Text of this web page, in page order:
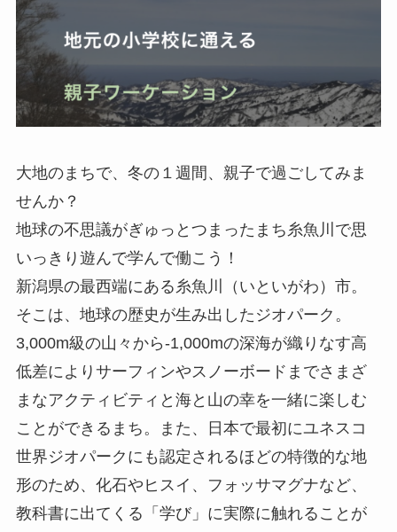
大地のまちで、冬の１週間、親子で過ごしてみま
せんか？
地球の不思議がぎゅっとつまったまち糸魚川で思
いっきり遊んで学んで働こう！
新潟県の最西端にある糸魚川（いといがわ）市。
そこは、地球の歴史が生み出したジオパーク。
3,000m級の山々から-1,000mの深海が織りなす高
低差によりサーフィンやスノーボードまでさまざ
まなアクティビティと海と山の幸を一緒に楽しむ
ことができるまち。また、日本で最初にユネスコ
世界ジオパークにも認定されるほどの特徴的な地
形のため、化石やヒスイ、フォッサマグナなど、
教科書に出てくる「学び」に実際に触れることが